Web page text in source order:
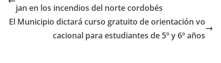
jan en los incendios del norte cordobés
El Municipio dictará curso gratuito de orientación vo
cacional para estudiantes de 5º y 6º años